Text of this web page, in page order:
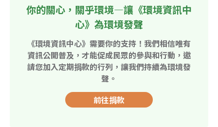
你的關心，關乎環境—讓《環境資訊中
心》為環境發聲
《環境資訊中心》需要你的支持！我們相信唯有
資訊公開普及，才能促成民眾的參與和行動，邀
請您加入定期捐款的行列，讓我們持續為環境發
聲。
前往捐款